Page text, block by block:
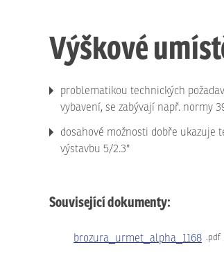
Výškové
problematikou technických
vybavení, se zabývají např. normy
dosahové možnosti dobře ukazuje
výstavbu 5/2.3"
Související dokumenty:
brozura_urmet_alpha_1168 pdf